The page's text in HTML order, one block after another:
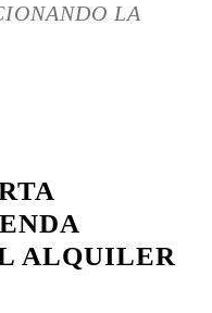
LA
ALQUILER